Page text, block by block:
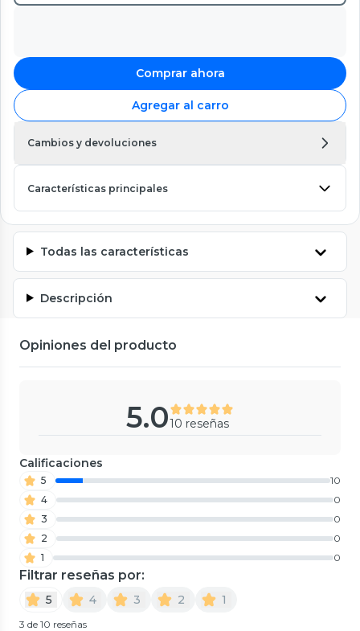
Comprar ahora
Agregar al carro
Cambios y devoluciones
Características principales
Todas las características
Descripción
Opiniones del producto
5.010 reseñas
Calificaciones
5
10
4
0
3
0
2
0
1
0
Filtrar reseñas por:
5 4 3 2 1
3 de 10 reseñas